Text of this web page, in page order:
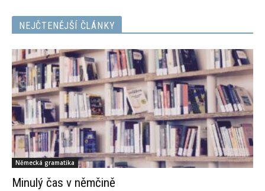
NEJČTENĚJŠÍ ČLÁNKY
Německá gramatika
Minulý čas v němčině